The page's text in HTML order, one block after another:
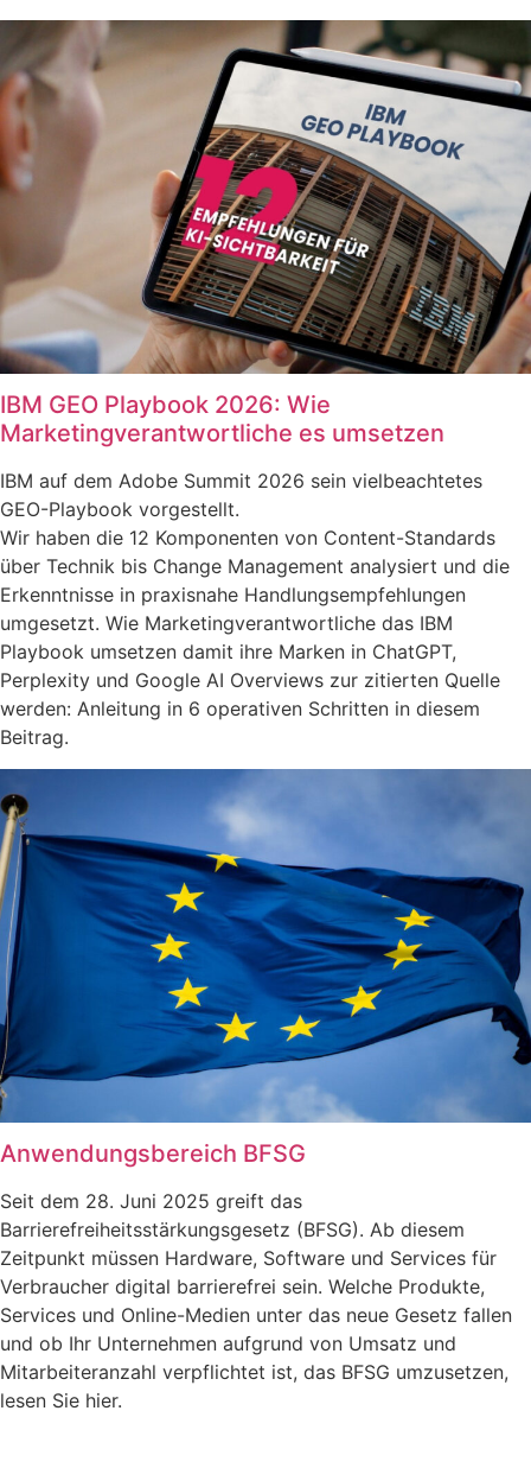
IBM GEO Playbook 2026: Wie
Marketingverantwortliche es umsetzen
IBM auf dem Adobe Summit 2026 sein vielbeachtetes
GEO-Playbook vorgestellt.
Wir haben die 12 Komponenten von Content-Standards
über Technik bis Change Management analysiert und die
Erkenntnisse in praxisnahe Handlungsempfehlungen
umgesetzt. Wie Marketingverantwortliche das IBM
Playbook umsetzen damit ihre Marken in ChatGPT,
Perplexity und Google AI Overviews zur zitierten Quelle
werden: Anleitung in 6 operativen Schritten in diesem
Beitrag.
Anwendungsbereich BFSG
Seit dem 28. Juni 2025 greift das
Barrierefreiheitsstärkungsgesetz (BFSG). Ab diesem
Zeitpunkt müssen Hardware, Software und Services für
Verbraucher digital barrierefrei sein. Welche Produkte,
Services und Online-Medien unter das neue Gesetz fallen
und ob Ihr Unternehmen aufgrund von Umsatz und
Mitarbeiteranzahl verpflichtet ist, das BFSG umzusetzen,
lesen Sie hier.